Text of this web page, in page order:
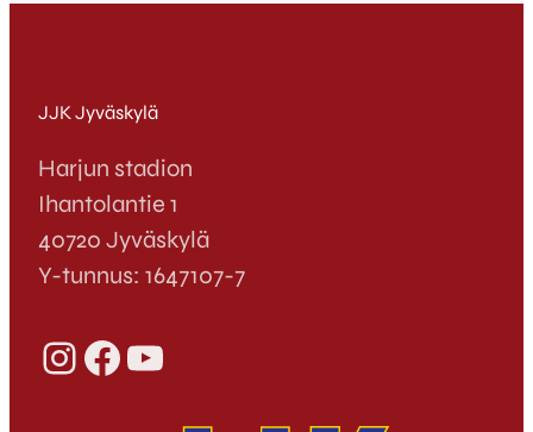
JJK Jyväskylä
Harjun stadion
Ihantolantie 1
40720 Jyväskylä
Y-tunnus: 1647107-7
InstagramFacebook YouTube